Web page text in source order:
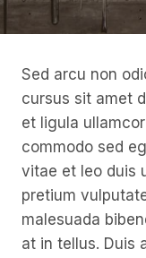
Sed arcu non
cursus sit amet
et ligula
commodo sed
vitae et leo duis
pretium
malesuada
at in tellus. Duis